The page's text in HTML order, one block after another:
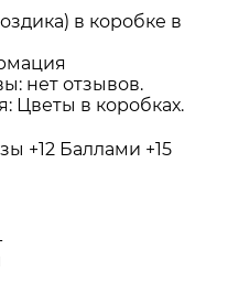
в коробке в
нет отзывов.
Цветы в коробках.
+12 Баллами +15